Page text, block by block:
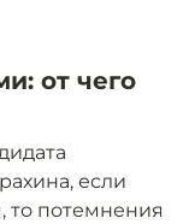
от чего
если
то потемнения